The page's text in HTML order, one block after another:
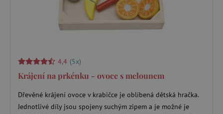
4,4 (5x)
Krájení na prkénku - ovoce s melounem
Dřevěné krájení ovoce v krabičce je oblíbená dětská hračka.
Jednotlivé díly jsou spojeny suchým zipem a je možné je